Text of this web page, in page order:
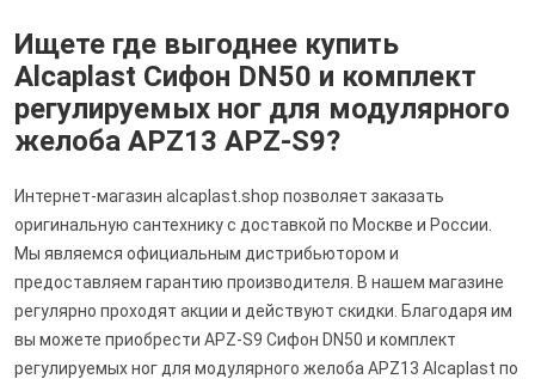
Ищете где выгоднее купить
Alcaplast Сифон DN50 и комплект
регулируемых ног для модулярного
желоба APZ13 APZ-S9?
Интернет-магазин alcaplast.shop позволяет заказать
оригинальную сантехнику с доставкой по Москве и России.
Мы являемся официальным дистрибьютором и
предоставляем гарантию производителя. В нашем магазине
регулярно проходят акции и действуют скидки. Благодаря им
вы можете приобрести APZ-S9 Сифон DN50 и комплект
регулируемых ног для модулярного желоба APZ13 Alcaplast по